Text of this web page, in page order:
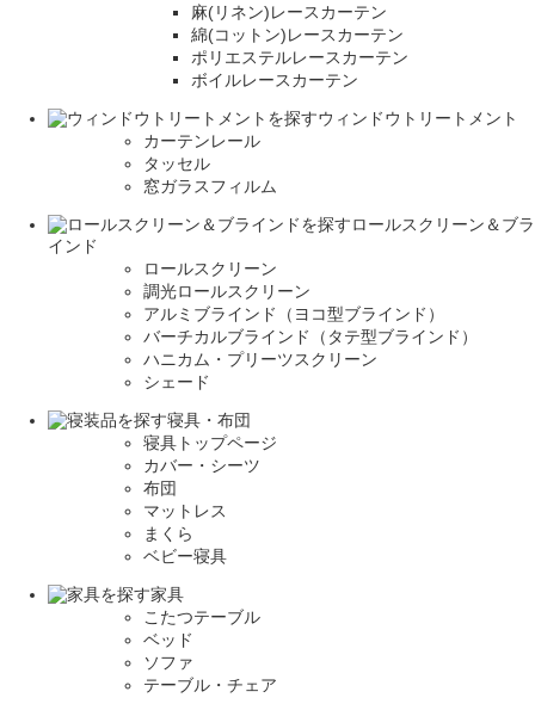
麻(リネン)レースカーテン
綿(コットン)レースカーテン
ポリエステルレースカーテン
ボイルレースカーテン
ウィンドウトリートメント
カーテンレール
タッセル
窓ガラスフィルム
ロールスクリーン＆ブラ
インド
ロールスクリーン
調光ロールスクリーン
アルミブラインド（ヨコ型ブラインド）
バーチカルブラインド（タテ型ブラインド）
ハニカム・プリーツスクリーン
シェード
寝具・布団
寝具トップページ
カバー・シーツ
布団
マットレス
まくら
ベビー寝具
家具
こたつテーブル
ベッド
ソファ
テーブル・チェア